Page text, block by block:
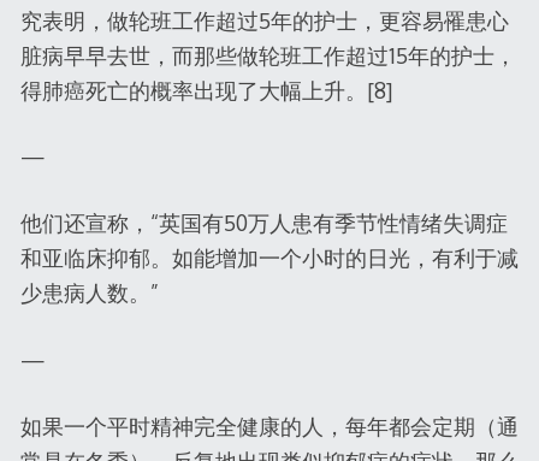
究表明，做轮班工作超过5年的护士，更容易罹患心
脏病早早去世，而那些做轮班工作超过15年的护士，
得肺癌死亡的概率出现了大幅上升。[8]
—
他们还宣称，“英国有50万人患有季节性情绪失调症
和亚临床抑郁。如能增加一个小时的日光，有利于减
少患病人数。”
—
如果一个平时精神完全健康的人，每年都会定期（通